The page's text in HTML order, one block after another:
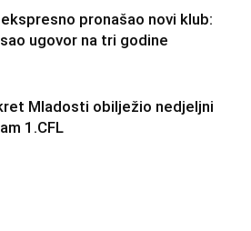
pronašao novi klub:
ugovor na tri godine
Mladosti obilježio nedjeljni
1.CFL